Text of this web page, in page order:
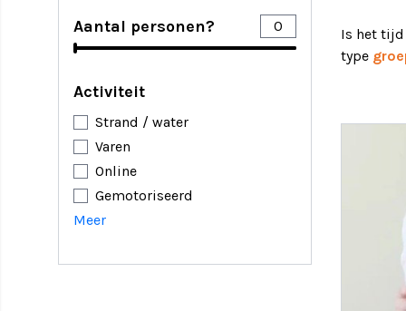
Aantal personen?
Activiteit
Strand / water
Varen
Online
Gemotoriseerd
Meer
Is het tijd
type